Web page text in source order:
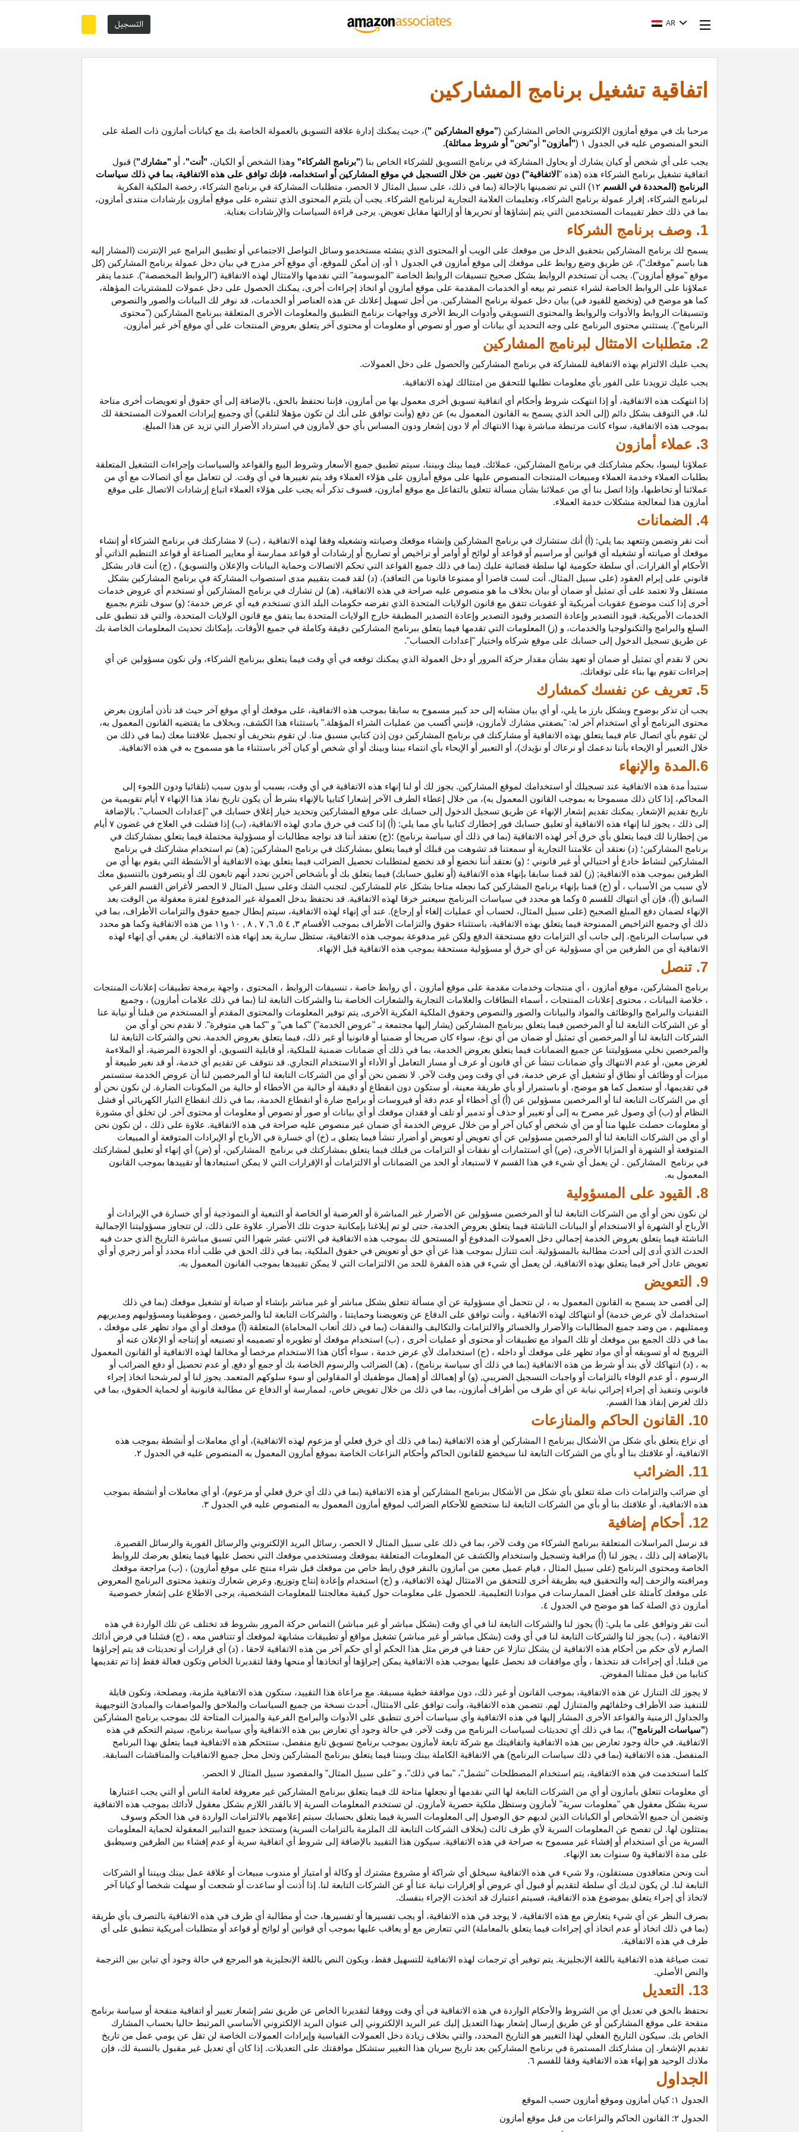
التسجيل AR
اتفاقية تشغيل برنامج المشاركين
مرحبا بك في موقع أمازون الإلكتروني الخاص المشاركين ("موقع المشاركين ")، حيث يمكنك إدارة علاقة التسويق بالعمولة الخاصة بك مع كيانات أمازون ذات الصلة على
النحو المنصوص عليه في الجدول ۱ ( "أمازون" أو"نحن" أو شروط مماثلة).
يجب على أي شخص أو كيان يشارك أو يحاول المشاركة في برنامج التسويق للشركاء الخاص بنا ("برنامج الشركاء" وهذا الشخص أو الكيان، "أنت"، أو "مشارك") قبول
اتفاقية تشغيل برنامج الشركاء هذه (هذه " الاتفاقية") دون تغيير. من خلال التسجيل في موقع المشاركين أو استخدامه، فإنك توافق على هذه الاتفاقية، بما في ذلك سياسات
البرنامج (المحددة في القسم ۱۲) التي تم تضمينها بالإحالة (بما في ذلك، على سبيل المثال لا الحصر، متطلبات المشاركة في برنامج الشركاء، رخصة الملكية الفكرية
لبرنامج الشركاء،
إقرار عمولة برنامج الشركاء، وتعليمات العلامة التجارية لبرنامج الشركاء. يجب أن يلتزم المحتوى الذي تنشره على موقع أمازون بإرشادات منتدى أمازون،
بما في ذلك حظر تقييمات المستخدمين التي يتم إنشاؤها أو تحريرها أو إزالتها مقابل تعويض. يرجى قراءة السياسات والإرشادات بعناية.
1. وصف برنامج الشركاء
يسمح لك برنامج المشاركين بتحقيق الدخل من موقعك على الويب أو المحتوى الذي ينشئه مستخدمو وسائل التواصل الاجتماعي أو تطبيق البرامج عبر الإنترنت (المشار إليه
هنا باسم "موقعك")، عن طريق وضع روابط على موقعك إلى موقع أمازون في الجدول ۱ أو، إن أمكن للموقع، أي موقع آخر مدرج في بيان دخل عمولة برنامج المشاركين (كل
موقع "موقع أمازون"). يجب أن تستخدم الروابط بشكل صحيح تنسيقات الروابط الخاصة "الموسومة" التي نقدمها والامتثال لهذه الاتفاقية ("الروابط المخصصة"). عندما ينقر
عملاؤنا على الروابط الخاصة لشراء عنصر تم بيعه أو الخدمات المقدمة على موقع أمازون أو اتخاذ إجراءات أخرى، يمكنك الحصول على دخل عمولات للمشتريات
المؤهلة،
كما هو موضح في (وتخضع للقيود في) بيان دخل عمولة برنامج المشاركين. من أجل تسهيل إعلانك عن هذه العناصر أو
الخدمات، قد نوفر لك البيانات والصور والنصوص
وتنسيقات الروابط والأدوات والروابط والمحتوى التسويقي وأدوات الربط الأخرى وواجهات برنامج التطبيق والمعلومات الأخرى المتعلقة ببرنامج المشاركين ("محتوى
البرنامج"). يستثني محتوى البرنامج على وجه التحديد أي بيانات أو صور أو نصوص أو معلومات أو محتوى آخر يتعلق بعروض المنتجات على أي موقع آخر غير أمازون.
2. متطلبات الامتثال لبرنامج المشاركين
يجب عليك الالتزام بهذه الاتفاقية للمشاركة في برنامج المشاركين والحصول على دخل العمولات.
يجب عليك تزويدنا على الفور بأي معلومات نطلبها للتحقق من امتثالك لهذه الاتفاقية.
إذا انتهكت هذه
الاتفاقية، أو إذا انتهكت شروط وأحكام أي اتفاقية تسويق أخرى معمول بها من أمازون، فإننا نحتفظ بالحق، بالإضافة إلى أي حقوق أو تعويضات أخرى متاحة
لنا، في التوقف بشكل دائم (إلى الحد الذي يسمح به القانون المعمول به) عن دفع (وأنت توافق على أنك لن تكون مؤهلا لتلقي) أي وجميع إيرادات العمولات المستحقة لك
بموجب هذه
الاتفاقية، سواء كانت مرتبطة مباشرة بهذا الانتهاك أم لا دون إشعار ودون المساس بأي حق لأمازون في استرداد الأضرار التي تزيد عن هذا المبلغ.
3. عملاء أمازون
عملاؤنا ليسوا، بحكم مشاركتك في برنامج المشاركين، عملائك. فيما بينك وبيننا، سيتم تطبيق جميع الأسعار وشروط البيع والقواعد والسياسات وإجراءات التشغيل المتعلقة
بطلبات العملاء وخدمة العملاء ومبيعات المنتجات المنصوص عليها على موقع أمازون على هؤلاء العملاء وقد يتم تغييرها في أي وقت. لن تتعامل مع أي اتصالات مع أي من
عملائنا أو تخاطبها، وإذا اتصل بنا أي من عملائنا بشأن مسألة تتعلق بالتفاعل مع موقع أمازون، فسوف تذكر أنه يجب على هؤلاء العملاء اتباع إرشادات الاتصال على موقع
أمازون هذا لمعالجة مشكلات خدمة العملاء.
4. الضمانات
أنت تقر وتضمن وتتعهد بما يلي: (أ) أنك ستشارك في برنامج المشاركين وإنشاء موقعك وصيانته وتشغيله وفقا لهذه الاتفاقية ، (ب) لا مشاركتك في برنامج الشركاء أو إنشاء
موقعك أو صيانته أو تشغيله أي قوانين أو مراسيم أو قواعد أو لوائح أو أوامر أو تراخيص أو تصاريح أو إرشادات أو قواعد ممارسة أو معايير الصناعة أو قواعد التنظيم الذاتي أو
الأحكام أو القرارات, أي سلطة حكومية لها سلطة قضائية عليك (بما في ذلك جميع القواعد التي تحكم الاتصالات وحماية البيانات والإعلان والتسويق) ، (ج) أنت قادر بشكل
قانوني على إبرام العقود (على سبيل المثال. أنت لست قاصرا أو ممنوعا قانونا من التعاقد)، (د) لقد قمت بتقييم مدى استصواب
المشاركة في برنامج المشاركين بشكل
مستقل ولا تعتمد على أي تمثيل أو ضمان أو بيان بخلاف ما هو منصوص عليه صراحة في هذه الاتفاقية، (هـ) لن تشارك في برنامج المشاركين أو تستخدم أي عروض خدمات
أخرى إذا كنت موضوع عقوبات أمريكية أو عقوبات تتفق مع قانون الولايات المتحدة الذي تفرضه حكومات البلد الذي تستخدم فيه أي عرض خدمة؛ (و) سوف تلتزم بجميع
الخدمات الأمريكية. قيود التصدير وإعادة التصدير وقيود التصدير وإعادة التصدير المطبقة خارج الولايات المتحدة بما يتفق مع قانون الولايات المتحدة، والتي قد تنطبق على
السلع والبرامج والتكنولوجيا والخدمات، و (ز) المعلومات التي تقدمها فيما يتعلق ببرنامج المشاركين دقيقة وكاملة في جميع الأوقات. بإمكانك تحديث المعلومات الخاصة بك
عن طريق تسجيل الدخول إلى حسابك على موقع شركاه واختيار "إعدادات الحساب".
نحن لا نقدم أي تمثيل أو ضمان أو تعهد بشأن مقدار حركة المرور أو دخل العمولة الذي يمكنك توقعه في أي وقت فيما يتعلق ببرنامج الشركاء، ولن نكون مسؤولين عن أي
إجراءات تقوم بها بناء على توقعاتك.
5. تعريف عن نفسك كمشارك
يجب أن تذكر بوضوح وبشكل بارز ما يلي، أو أي بيان مشابه إلى حد كبير مسموح به سابقا بموجب هذه الاتفاقية، على موقعك أو أي موقع آخر حيث قد تأذن أمازون بعرض
محتوى البرنامج أو أي استخدام آخر له: "بصفتي مشارك لأمازون، فإنني أكسب من عمليات الشراء المؤهلة." باستثناء هذا الكشف، وبخلاف ما يقتضيه القانون المعمول به،
لن تقوم بأي اتصال عام فيما يتعلق بهذه الاتفاقية أو مشاركتك في برنامج المشاركين دون إذن كتابي مسبق منا. لن تقوم بتحريف أو تجميل علاقتنا معك (بما في ذلك من
خلال التعبير أو الإيحاء بأننا ندعمك أو نرعاك أو نؤيدك)، أو التعبير أو الإيحاء بأي انتماء بيننا وبينك أو أي شخص أو كيان آخر باستثناء ما هو مسموح به في هذه الاتفاقية.
6.المدة والإنهاء
ستبدأ مدة هذه الاتفاقية عند تسجيلك أو استخدامك لموقع المشاركين. يجوز لك أو لنا إنهاء هذه الاتفاقية في أي وقت، بسبب أو بدون سبب (تلقائيا ودون اللجوء إلى
المحاكم، إذا كان ذلك مسموحا به بموجب القانون المعمول به)، من خلال إعطاء الطرف الآخر إشعارا كتابيا بالإنهاء بشرط أن يكون تاريخ نفاذ هذا الإنهاء ۷ أيام تقويمية من
تاريخ تقديم الإشعار. يمكنك تقديم إشعار الإنهاء عن طريق تسجيل الدخول إلى حسابك على موقع المشاركين وتحديد خيار إغلاق حسابك في "إعدادات الحساب". بالإضافة
إلى ذلك ، يجوز لنا إنهاء هذه الاتفاقية أو تعليق حسابك فور إخطارك كتابيا بأي مما يلي: (أ) إذا كنت في خرق مادي لهذه الاتفاقية، (ب) إذا فشلت في العلاج في غضون ۷ أيام
من إخطارنا لك فيما يتعلق بأي خرق آخر لهذه الاتفاقية (بما في ذلك أي سياسة برنامج) ؛(ج) نعتقد أننا قد نواجه مطالبات أو مسؤولية محتملة فيما يتعلق بمشاركتك في
برنامج المشاركين؛ (د) نعتقد أن علامتنا التجارية أو سمعتنا قد تشوهت من قبلك أو فيما يتعلق بمشاركتك في برنامج المشاركين; (هـ) تم استخدام مشاركتك في برنامج
المشاركين لنشاط خادع أو احتيالي أو غير قانوني ؛ (و) نعتقد أننا نخضع أو قد نخضع لمتطلبات تحصيل الضرائب فيما يتعلق بهذه الاتفاقية أو الأنشطة التي يقوم بها أي من
الطرفين بموجب هذه الاتفاقية; (ز) لقد قمنا سابقا بإنهاء هذه الاتفاقية (أو تغليق حسابك) فيما يتعلق بك أو بأشخاص آخرين نحدد أنهم تابعون لك أو يتصرفون بالتنسيق معك
لأي سبب من الأسباب ، أو (ح) قمنا بإنهاء برنامج المشاركين كما نجعله متاحا بشكل عام للمشاركين. لتجنب الشك وعلى سبيل المثال لا الحصر لأغراض القسم الفرعي
السابق (أ)، فإن أي انتهاك للقسم ٥ وكما هو محدد في سياسات البرنامج سيعتبر خرقا لهذه الاتفاقية. قد نحتفظ بدخل العمولة غير المدفوع لفترة معقولة من الوقت بعد
الإنهاء لضمان دفع المبلغ الصحيح (على سبيل المثال، لحساب أي عمليات إلغاء أو إرجاع). عند أي إنهاء لهذه
الاتفاقية، سيتم إبطال جميع حقوق والتزامات الأطراف، بما في
ذلك أي وجميع التراخيص الممنوحة فيما يتعلق بهذه
الاتفاقية، باستثناء حقوق والتزامات الأطراف بموجب الأقسام ۳, ٤ ٥, ٦, ۷ , ۸ , ۱۰ و۱۱ من هذه الاتفاقية وكما هو محدد
في سياسات البرنامج، إلى جانب أي التزامات دفع مستحقة
الدفع ولكن غير مدفوعة بموجب هذه الاتفاقية، ستظل سارية بعد إنهاء هذه الاتفاقية. لن يعفي أي إنهاء لهذه
الاتفاقية أي من الطرفين من أي مسؤولية عن أي خرق أو مسؤولية مستحقة بموجب هذه الاتفاقية قبل الإنهاء.
7. تنصل
برنامج المشاركين، موقع أمازون ، أي منتجات وخدمات مقدمة على موقع أمازون ، أي روابط خاصة ، تنسيقات الروابط ، المحتوى ، واجهة برمجة تطبيقات إعلانات المنتجات
، خلاصة البيانات ، محتوى إعلانات المنتجات ، أسماء النطاقات والعلامات التجارية والشعارات الخاصة بنا والشركات التابعة لنا (بما في ذلك علامات أمازون) ، وجميع
التقنيات والبرامج والوظائف والمواد والبيانات والصور والنصوص وحقوق الملكية الفكرية الأخرى, يتم توفير المعلومات والمحتوى المقدم أو المستخدم من قبلنا أو نيابة عنا
أو عن الشركات التابعة لنا أو المرخصين فيما يتعلق ببرنامج المشاركين (يشار إليها مجتمعة بـ "عروض الخدمة") "كما هي" و "كما هي متوفرة". لا نقدم نحن أو أي من
الشركات التابعة لنا أو المرخصين أي تمثيل أو ضمان من أي نوع، سواء كان صريحا أو ضمنيا أو قانونيا أو غير ذلك، فيما يتعلق بعروض الخدمة. نحن والشركات التابعة لنا
والمرخصين نخلي مسؤوليتنا عن جميع الضمانات فيما يتعلق بعروض الخدمة، بما في ذلك أي ضمانات ضمنية للملكية، أو قابلية التسويق، أو الجودة المرضية، أو الملاءمة
لغرض معين، أو عدم الانتهاك وأي ضمانات تنشأ عن أي قانون أو عرف أو مسار التعامل أو الأداء أو الاستخدام التجاري. قد نتوقف عن تقديم أي خدمة، أو قد نغير طبيعة أو
ميزات أو وظائف أو نطاق أو تشغيل أي عرض خدمة، في أي وقت ومن وقت لآخر. لا نضمن نحن أو أي من الشركات التابعة لنا أو المرخصين لنا أن عروض الخدمة ستستمر
في تقديمها، أو ستعمل كما هو موضح، أو باستمرار أو بأي طريقة معينة، أو ستكون دون انقطاع أو دقيقة أو خالية من الأخطاء أو خالية من المكونات الضارة. لن نكون نحن أو
أي من الشركات التابعة لنا أو المرخصين مسؤولين عن (أ) أي أخطاء أو عدم دقة أو فيروسات أو برامج ضارة أو انقطاع الخدمة، بما في ذلك انقطاع
التيار الكهربائي أو فشل
النظام أو (ب) أي وصول غير مصرح به إلى أو تغيير أو حذف أو تدمير أو تلف أو فقدان موقعك أو أي بيانات أو صور أو نصوص أو معلومات أو محتوى آخر. لن تخلق أي مشورة
أو معلومات حصلت عليها منا أو من أي شخص أو كيان آخر أو من خلال عروض الخدمة أي ضمان غير منصوص عليه صراحة في هذه الاتفاقية. علاوة على ذلك ، لن نكون نحن
أو أي من الشركات التابعة لنا أو المرخصين مسؤولين عن أي تعويض أو تعويض أو أضرار تنشأ فيما يتعلق بـ (خ) أي خسارة في
الأرباح أو الإيرادات المتوقعة أو المبيعات
المتوقعة أو الشهرة أو المزايا
الأخرى، (ص) أي استثمارات أو نفقات أو التزامات من قبلك فيما يتعلق بمشاركتك في برنامج المشاركين، أو (ض) أي إنهاء أو تعليق لمشاركتك
في برنامج المشاركين . لن يعمل أي شيء في هذا القسم ۷ لاستبعاد أو الحد من الضمانات أو الالتزامات أو الإقرارات التي لا يمكن استبعادها أو تقييدها بموجب القانون
المعمول به.
8. القيود على المسؤولية
لن نكون نحن أو أي من الشركات التابعة لنا أو المرخصين مسؤولين عن الأضرار غير المباشرة أو العرضية أو الخاصة أو التبعية أو النموذجية أو أي خسارة في الإيرادات أو
الأرباح أو الشهرة أو الاستخدام أو البيانات الناشئة فيما يتعلق بعروض الخدمة، حتى لو تم إبلاغنا بإمكانية حدوث تلك الأضرار. علاوة على ذلك، لن تتجاوز مسؤوليتنا الإجمالية
الناشئة فيما يتعلق بعروض الخدمة إجمالي دخل العمولات المدفوع أو المستحق لك بموجب هذه الاتفاقية في الاثني عشر شهرا التي تسبق مباشرة التاريخ الذي حدث فيه
الحدث الذي أدى إلى أحدث مطالبة بالمسؤولية. أنت تتنازل بموجب هذا عن أي حق أو تعويض في حقوق الملكية، بما في ذلك الحق في طلب أداء محدد أو أمر زجري أو أي
تعويض عادل آخر فيما يتعلق بهذه الاتفاقية. لن يعمل أي شيء في هذه الفقرة للحد من الالتزامات التي لا يمكن تقييدها بموجب القانون المعمول به.
9. التعويض
إلى أقصى حد يسمح به القانون المعمول به ، لن نتحمل أي مسؤولية عن أي مسألة تتعلق بشكل مباشر أو غير مباشر بإنشاء أو صيانة أو تشغيل موقعك (بما في ذلك
استخدامك لأي عرض خدمة) أو انتهاكك لهذه الاتفاقية ، وأنت توافق على الدفاع عن وتعويضنا وحمايتنا ، والشركات التابعة لنا والمرخصين ، وموظفينا ومسؤوليهم ومديريهم
وممثليهم ، من وضد جميع المطالبات والأضرار والخسائر والالتزامات والتكاليف والنفقات (بما في ذلك أتعاب المحاماة) المتعلقة (أ) موقعك أو أي مواد تظهر على موقعك ،
بما في ذلك الجمع بين موقعك أو تلك المواد مع تطبيقات أو محتوى أو عمليات أخرى ، (ب) استخدام موقعك أو تطويره أو تصميمه أو تصنيعه أو إنتاجه أو الإعلان عنه أو
الترويج له أو تسويقه أو أي مواد تظهر على موقعك أو داخله ، (ج) استخدامك لأي عرض خدمة ، سواء أكان هذا الاستخدام مرخصا أو مخالفا لهذه الاتفاقية أو القانون المعمول
به ، (د) انتهاكك لأي بند أو شرط من هذه الاتفاقية (بما في ذلك أي سياسة برنامج) ، (هـ) الضرائب والرسوم الخاصة بك أو جمع أو دفع, أو عدم تحصيل أو دفع الضرائب أو
الرسوم ، أو عدم الوفاء بالتزامات أو واجبات التسجيل الضريبي, (و) أو إهمالك أو إهمال موظفيك أو المقاولين أو سوء سلوكهم المتعمد. يجوز لنا أو لمرشحنا اتخاذ إجراء
قانوني وتنفيذ أي إجراء إجرائي نيابة عن أي طرف من أطراف أمازون، بما في ذلك من خلال تفويض خاص، لممارسة أو الدفاع عن مطالبة قانونية أو لحماية الحقوق، بما في
ذلك لغرض إنفاذ هذا القسم.
10. القانون الحاكم والمنازعات
أي نزاع يتعلق بأي شكل من الأشكال ببرنامج ا المشاركين أو هذه الاتفاقية (بما في ذلك أي خرق فعلي أو مزعوم لهذه الاتفاقية)، أو أي معاملات أو أنشطة بموجب هذه
الاتفاقية، أو علاقتك بنا أو بأي من الشركات التابعة لنا سيخضع للقانون الحاكم وأحكام النزاعات الخاصة بموقع أمازون المعمول به المنصوص عليه في الجدول ۲.
11. الضرائب
أي ضرائب والتزامات ذات صلة تتعلق بأي شكل من الأشكال ببرنامج المشاركين أو هذه الاتفاقية (بما في ذلك أي خرق فعلي أو مزعوم)، أو أي معاملات أو أنشطة بموجب
هذه الاتفاقية، أو علاقتك بنا أو بأي من الشركات التابعة لنا ستخضع للأحكام الضرائب لموقع أمازون المعمول به المنصوص عليه في الجدول ۳.
12. أحكام إضافية
قد نرسل المراسلات المتعلقة ببرنامج الشركاء من وقت لآخر، بما في ذلك على سبيل المثال لا الحصر، رسائل البريد الإلكتروني والرسائل الفورية والرسائل القصيرة.
بالإضافة إلى ذلك ، يجوز لنا (أ) مراقبة وتسجيل واستخدام والكشف عن المعلومات المتعلقة بموقعك ومستخدمي موقعك التي نحصل عليها فيما يتعلق بعرضك للروابط
الخاصة ومحتوى البرنامج (على سبيل المثال ، قيام عميل معين من أمازون بالنقر فوق رابط خاص من موقعك قبل شراء منتج على موقع أمازون) ، (ب) مراجعة موقعك
ومراقبته والزحف إليه والتحقيق فيه بطريقة أخرى للتحقق من الامتثال لهذه الاتفاقية، و (ج) استخدام وإعادة إنتاج وتوزيع, وعرض شعارك وتنفيذ محتوى البرنامج المعروض
على موقعك كأمثلة على أفضل الممارسات في موادنا التعليمية. للحصول على معلومات حول كيفية معالجتنا للمعلومات الشخصية، يرجى الاطلاع على إشعار خصوصية
أمازون ذي الصلة كما هو موضح في الجدول ٤.
أنت تقر وتوافق على ما يلي: (أ) يجوز لنا والشركات التابعة لنا في أي وقت (بشكل مباشر أو غير مباشر) التماس حركة المرور بشروط قد تختلف عن تلك الواردة في هذه
الاتفاقية ، (ب) يجوز لنا والشركات التابعة لنا في أي وقت (بشكل مباشر أو غير مباشر) تشغيل مواقع أو تطبيقات مشابهة لموقعك أو تتنافس معه ، (ج) فشلنا في فرض أدائك
الصارم لأي حكم من أحكام هذه الاتفاقية لن يشكل تنازلا عن حقنا في فرض مثل هذا الحكم أو أي حكم آخر من هذه الاتفاقية لاحقا ، (د) أي قرارات أو تحديثات قد يتم إجراؤها
من قبلنا, أي إجراءات قد نتخذها ، وأي موافقات قد نحصل عليها بموجب هذه الاتفاقية يمكن إجراؤها أو اتخاذها أو منحها وفقا لتقديرنا الخاص وتكون فعالة فقط إذا تم تقديمها
كتابيا من قبل ممثلنا المفوض.
لا يجوز لك التنازل عن هذه الاتفاقية، بموجب القانون أو غير ذلك، دون موافقة خطية مسبقة. مع مراعاة هذا التقييد، ستكون هذه الاتفاقية ملزمة، ومصلحة، وتكون قابلة
للتنفيذ ضد الأطراف وخلفائهم والمتنازل لهم. تتضمن هذه الاتفاقية، وأنت توافق على الامتثال، أحدث نسخة من جميع السياسات والملاحق والمواصفات والمبادئ التوجيهية
والجداول الزمنية والقواعد الأخرى المشار إليها في هذه الاتفاقية وأي سياسات أخرى تنطبق على الأدوات والبرامج الفرعية والميزات المتاحة لك بموجب برنامج المشاركين
("سياسات البرنامج")، بما في ذلك أي تحديثات لسياسات البرنامج من وقت لآخر. في حالة وجود أي تعارض بين هذه الاتفاقية وأي سياسة برنامج، سيتم التحكم في هذه
الاتفاقية. في حالة وجود تعارض بين هذه الاتفاقية واتفاقيتك مع شركة تابعة لأمازون بموجب برنامج تسويق تابع منفصل، ستتحكم هذه الاتفاقية فيما يتعلق بهذا البرنامج
المنفصل. هذه الاتفاقية (بما في ذلك سياسات البرنامج) هي الاتفاقية الكاملة بينك وبيننا فيما يتعلق ببرنامج المشاركين وتحل محل جميع الاتفاقيات والمناقشات السابقة.
كلما استخدمت في هذه الاتفاقية، يتم استخدام المصطلحات "تشمل"، "بما في ذلك"، و "على سبيل المثال" والمقصود سبيل المثال لا الحصر.
أي معلومات تتعلق بأمازون أو أي من الشركات التابعة لها التي نقدمها أو نجعلها متاحة لك فيما يتعلق ببرنامج المشاركين غير معروفة لعامة الناس أو التي يجب اعتبارها
سرية بشكل معقول هي "معلومات سرية" لأمازون وستظل ملكية حصرية لأمازون. لن تستخدم المعلومات السرية إلا بالقدر اللازم بشكل معقول لأدائك بموجب هذه الاتفاقية
وتضمن أن جميع الأشخاص أو الكيانات الذين لديهم حق الوصول إلى المعلومات السرية فيما يتعلق بحسابك سيتم إعلامهم بالالتزامات الواردة في هذا الحكم وسوف
يمتثلون لها. لن تفصح عن المعلومات السرية لأي طرف ثالث (بخلاف الشركات التابعة لك الملزمة بالتزامات السرية) وستتخذ جميع التدابير المعقولة لحماية المعلومات
السرية من أي استخدام أو إفشاء غير مسموح به صراحة في هذه الاتفاقية. سيكون هذا التقييد بالإضافة إلى شروط أي اتفاقية سرية أو عدم إفشاء بين الطرفين وسيطبق
على مدة الاتفاقية و٥ سنوات بعد الإنهاء.
أنت ونحن متعاقدون مستقلون، ولا شيء في هذه الاتفاقية سيخلق أي شراكة أو مشروع مشترك أو وكالة أو امتياز أو مندوب مبيعات أو علاقة عمل بينك وبيننا أو الشركات
التابعة لنا. لن يكون لديك أي سلطة لتقديم أو قبول أي عروض أو إقرارات نيابة عنا أو عن الشركات التابعة لنا. إذا أذنت أو ساعدت أو شجعت أو سهلت شخصا أو كيانا آخر
لاتخاذ أي إجراء يتعلق بموضوع هذه
الاتفاقية، فسيتم اعتبارك قد اتخذت الإجراء بنفسك.
بصرف النظر عن أي شيء يتعارض مع هذه
الاتفاقية، لا يوجد في هذه الاتفاقية، أو يجب تفسيرها أو تفسيرها، حث أو مطالبة أي طرف في هذه الاتفاقية بالتصرف بأي طريقة
(بما في ذلك اتخاذ أو عدم اتخاذ أي إجراءات فيما يتعلق بالمعاملة) التي تتعارض مع أو يعاقب عليها بموجب أي قوانين أو لوائح أو قواعد أو متطلبات أمريكية تنطبق على أي
طرف في هذه الاتفاقية.
تمت صياغة هذه الاتفاقية باللغة الإنجليزية. يتم توفير أي ترجمات لهذه الاتفاقية للتسهيل فقط، ويكون النص باللغة الإنجليزية هو المرجع في حالة وجود أي تباين بين
الترجمة
والنص
الأصلي.
13. التعديل
نحتفظ بالحق في تعديل أي من الشروط والأحكام الواردة في هذه الاتفاقية في أي وقت ووفقا لتقديرنا الخاص عن طريق نشر إشعار تغيير أو اتفاقية منقحة أو سياسة برنامج
منقحة على موقع المشاركين أو عن طريق إرسال إشعار بهذا التعديل إليك عبر البريد الإلكتروني إلى عنوان البريد الإلكتروني الأساسي المرتبط حاليا بحساب المشارك
الخاص بك. سيكون التاريخ الفعلي لهذا التغيير هو التاريخ
المحدد، والتي بخلاف زيادة دخل العمولات القياسية وإيرادات العمولات الخاصة لن تقل عن يومي عمل من تاريخ
تقديم الإشعار. إن مشاركتك المستمرة في برنامج المشاركين بعد تاريخ سريان هذا التغيير ستشكل موافقتك على التعديلات. إذا كان أي تعديل غير مقبول بالنسبة لك، فإن
ملاذك الوحيد هو إنهاء هذه الاتفاقية وفقا للقسم ٦.
الجداول
الجدول ۱:
كيان أمازون وموقع أمازون حسب الموقع
الجدول ۲: القانون الحاكم والنزاعات من قبل موقع أمازون